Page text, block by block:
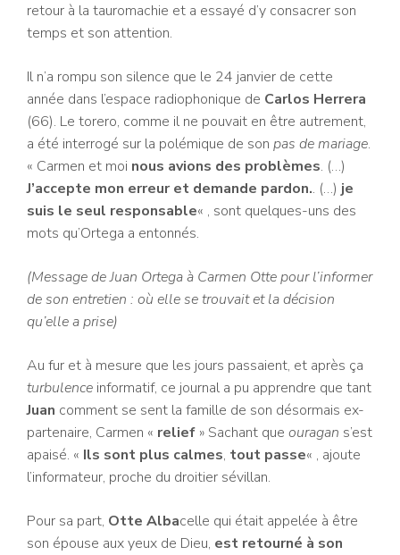
retour à la tauromachie et a essayé d’y consacrer son
temps et son attention.
Il n’a rompu son silence que le 24 janvier de cette
année dans l’espace radiophonique de Carlos Herrera
(66). Le torero, comme il ne pouvait en être autrement,
a été interrogé sur la polémique de son pas de mariage.
« Carmen et moi nous avions des problèmes. (…)
J’accepte mon erreur et demande pardon.. (…) je
suis le seul responsable« , sont quelques-uns des
mots qu’Ortega a entonnés.
(Message de Juan Ortega à Carmen Otte pour l’informer
de son entretien : où elle se trouvait et la décision
qu’elle a prise)
Au fur et à mesure que les jours passaient, et après ça
turbulence informatif, ce journal a pu apprendre que tant
Juan comment se sent la famille de son désormais ex-
partenaire, Carmen « relief » Sachant que ouragan s’est
apaisé. « Ils sont plus calmes, tout passe« , ajoute
l’informateur, proche du droitier sévillan.
Pour sa part, Otte Albacelle qui était appelée à être
son épouse aux yeux de Dieu, est retourné à son